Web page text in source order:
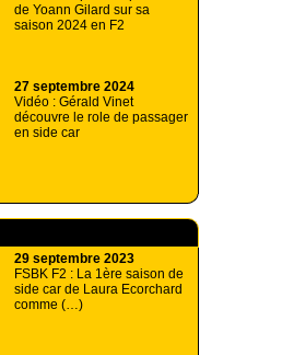
de Yoann Gilard sur sa
saison 2024 en F2
27 septembre 2024
Vidéo : Gérald Vinet
découvre le role de passager
en side car
29 septembre 2023
FSBK F2 : La 1ère saison de
side car de Laura Ecorchard
comme (…)